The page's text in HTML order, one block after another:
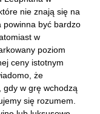
nie znają się na
powinna być bardzo
w
poziom
ceny istotnym
że
gdy w grę wchodzą
się rozumem.